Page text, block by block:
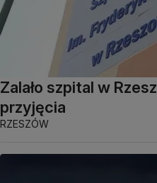
Zalało szpital w
przyjęcia
RZESZÓW